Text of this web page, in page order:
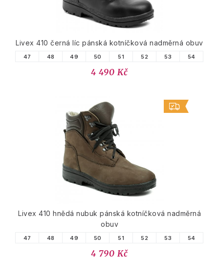
Livex 410 černá líc pánská kotníčková nadměrná obuv
47 48 49 50 51 52 53 54
4 490 Kč
Livex 410 hnědá nubuk pánská kotníčková nadměrná
obuv
47 48 49 50 51 52 53 54
4 790 Kč